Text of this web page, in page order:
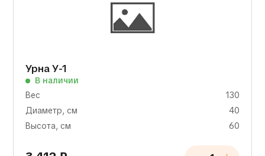
Урна У-1
В наличии
Вес
130
Диаметр, см
40
Высота, см
60